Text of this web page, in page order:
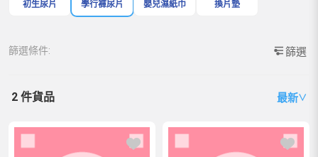
初生尿片 學行褲尿片 嬰兒濕紙巾 換片墊
篩選條件: 篩選
2 件貨品 最新∨